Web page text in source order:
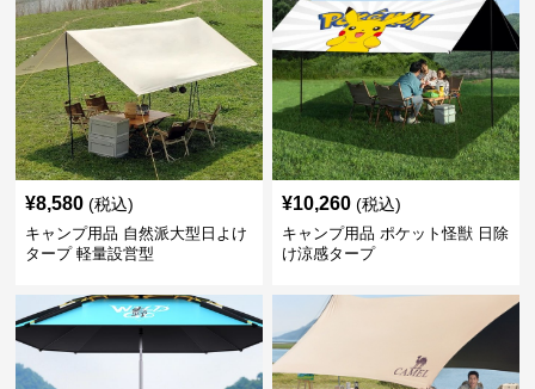
¥8,580 (税込)
キャンプ用品 自然派大型日よけ
タープ 軽量設営型
¥10,260 (税込)
キャンプ用品 ポケット怪獣 日除
け涼感タープ